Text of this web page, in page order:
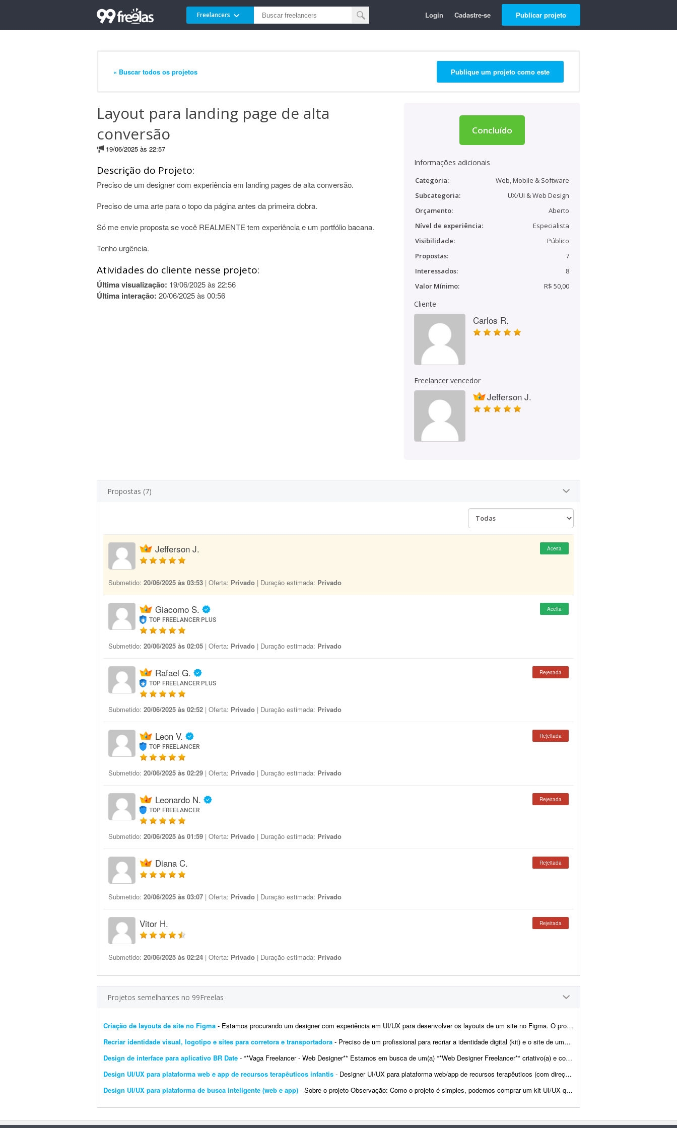
Freelancers Login Cadastre-se Publicar projeto
« Buscar todos os projetos Publique um projeto como este
Layout para landing page de alta
conversão
19/06/2025 às 22:57
Descrição do Projeto:
Preciso de um designer com experiência em landing pages de alta conversão.
Preciso de uma arte para o topo da página antes da primeira dobra.
Só me envie proposta se você REALMENTE tem experiência e um portfólio bacana.
Tenho urgência.
Atividades do cliente nesse projeto:
Última visualização: 19/06/2025 às 22:56
Última interação: 20/06/2025 às 00:56
Concluído
Informações adicionais
Categoria:
Web, Mobile & Software
Subcategoria:
UX/UI & Web Design
Orçamento:
Aberto
Nível de experiência:
Especialista
Visibilidade:
Público
Propostas:
7
Interessados:
8
Valor Mínimo:
R$ 50,00
Cliente
Carlos R.
Freelancer vencedor
Jefferson J.
Propostas (7)
Jefferson J. Aceita
Submetido: 20/06/2025 às 03:53 | Oferta: Privado | Duração estimada: Privado
Giacomo S.
TOP FREELANCER PLUS
Aceita
Submetido: 20/06/2025 às 02:05 | Oferta: Privado | Duração estimada: Privado
Rafael G.
TOP FREELANCER PLUS
Rejeitada
Submetido: 20/06/2025 às 02:52 | Oferta: Privado | Duração estimada: Privado
Leon V.
TOP FREELANCER
Rejeitada
Submetido: 20/06/2025 às 02:29 | Oferta: Privado | Duração estimada: Privado
Leonardo N.
TOP FREELANCER
Rejeitada
Submetido: 20/06/2025 às 01:59 | Oferta: Privado | Duração estimada: Privado
Diana C. Rejeitada
Submetido: 20/06/2025 às 03:07 | Oferta: Privado | Duração estimada: Privado
Vitor H. Rejeitada
Submetido: 20/06/2025 às 02:24 | Oferta: Privado | Duração estimada: Privado
Projetos semelhantes no 99Freelas
Criação de layouts de site no Figma - Estamos procurando um designer com experiência em UI/UX para desenvolver os layouts de um site no Figma. O projeto contempla a criação do layout da página inicial e de p...
Recriar identidade visual, logotipo e sites para corretora e transportadora - Preciso de um profissional para recriar a identidade digital (kit) e o site de uma corretora. Também haverá demanda para criar o site de uma transportadora. Ambos já est&atild...
Design de interface para aplicativo BR Date - **Vaga Freelancer - Web Designer** Estamos em busca de um(a) **Web Designer Freelancer** criativo(a) e comprometido(a) para desenvolver layouts modernos e funcionais para projetos web. Projeto pa...
Design UI/UX para plataforma web e app de recursos terapêuticos infantis - Designer UI/UX para plataforma web/app de recursos terapêuticos (com direção visual de "jogos" interativos) Descrição: Estou desenvolvendo uma platafor...
Design UI/UX para plataforma de busca inteligente (web e app) - Sobre o projeto Observação: Como o projeto é simples, podemos comprar um kit UI/UX que atenda à maioria das finalidades. Projeto Estamos desenvolvendo uma plataforma ...